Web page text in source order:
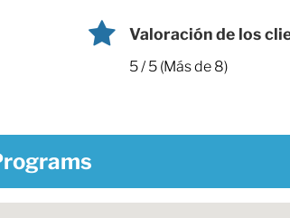
Valoración de los
5 / 5 (Más de 8)